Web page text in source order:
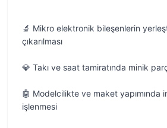
🔬 Mikro elektronik bileşenlerin
çıkarılması
💎 Takı ve saat tamiratında minik
🤖 Modelcilikte ve maket yapımında
işlenmesi